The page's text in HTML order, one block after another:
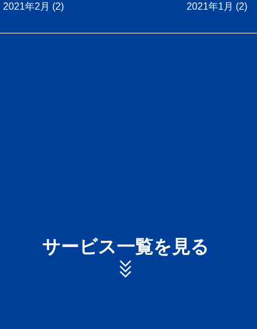
2021年2月 (2) 2021年1月 (2)
サービス一覧を見る